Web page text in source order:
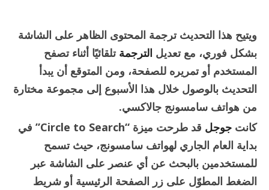
ويتيح هذا التحديث ترجمة المحتوى الظاهر على الشاشة
بشكل فوري، مع تعديلالترجمةتلقائيًا أثناء تصفح
المستخدم أو تمريره للصفحة، ومن المتوقع أن يبدأ
التحديث بالوصول خلال هذا الأسبوع إلى مجموعة مختارة
من هواتف سامسونج جالاكسي.
كانتجوجل
قد طرحت ميزة “Circle to Search” في
بداية العام الجاري لهواتف سامسونج، حيث تسمح
للمستخدمين بالبحث عن أي عنصر على الشاشة عبر
الضغط المطوّل على زر الصفحة الرئيسية أو شريط